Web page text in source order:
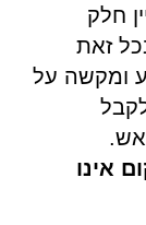
חלק
זאת
ומקשה על
אינו